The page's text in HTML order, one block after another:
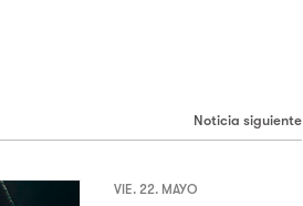
Noticia siguiente
VIE. 22. MAYO